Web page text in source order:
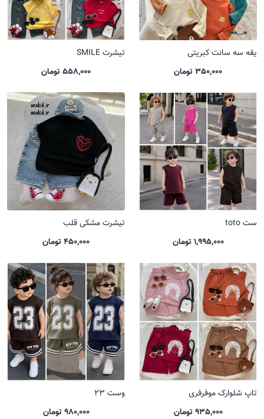
یقه سه سانت کبریتی
350,000 تومان
تیشرت SMILE
558,000 تومان
ست toto
1,995,000 تومان
تیشرت مشکی قلب
450,000 تومان
تاپ شلوارک موفرفری
935,000 تومان
وست 23
980,000 تومان